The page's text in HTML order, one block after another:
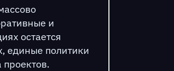
и
остается
единые политики